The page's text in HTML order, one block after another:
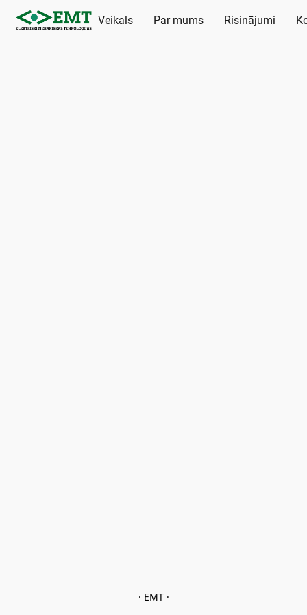
Veikals Par mums Risinājumi
· EMT ·